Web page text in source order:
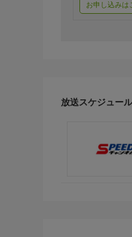
お申し込みは
放送スケジュー